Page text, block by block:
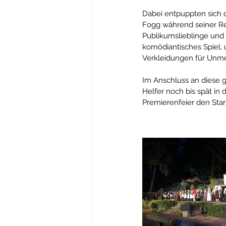
Dabei entpuppten sich
Fogg während seiner
Publikumslieblinge
komödiantisches
Verkleidungen für
Im Anschluss an diese
Helfer noch bis spät in
Premierenfeier den